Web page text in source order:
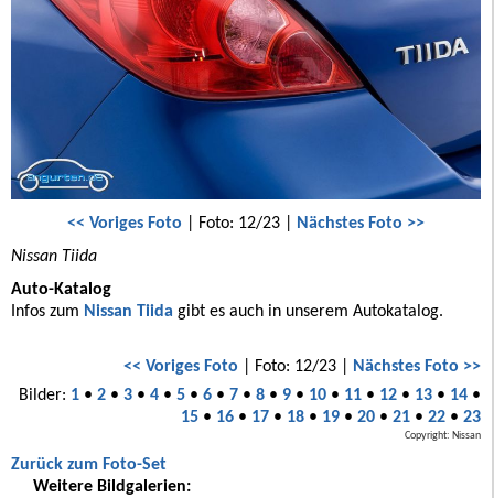
<< Voriges Foto | Foto: 12/23 | Nächstes Foto >>
Nissan Tiida
Auto-Katalog
Infos zum Nissan Tiida gibt es auch in unserem Autokatalog.
<< Voriges Foto | Foto: 12/23 | Nächstes Foto >>
Bilder: 1• 2• 3• 4• 5• 6• 7• 8• 9• 10• 11• 12• 13• 14•
15• 16• 17• 18• 19• 20• 21• 22• 23
Copyright: Nissan
Zurück zum Foto-Set
Weitere Bildgalerien: